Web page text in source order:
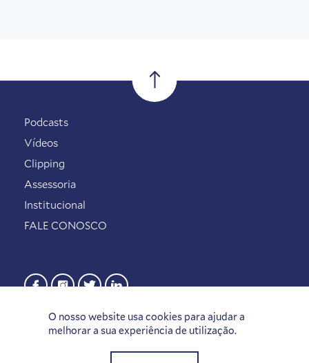
O nosso website usa cookies para ajudar a
melhorar a sua experiência de utilização.
Podcasts
Vídeos
Clipping
Assessoria
Institucional
FALE CONOSCO